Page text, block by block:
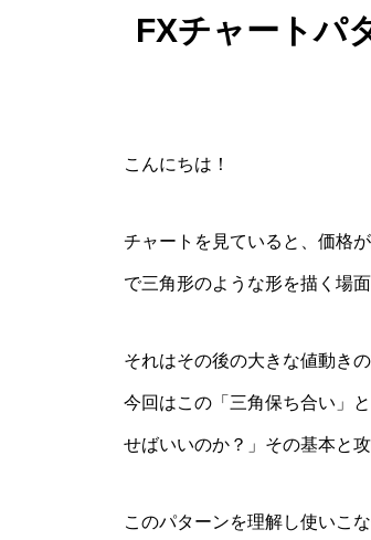
FXチャートパ
こんにちは！
チャートを見ていると、価格
で三角形のような形を描く場
それはその後の大きな値動き
今回はこの「三角保ち合い」
せばいいのか？」その基本と
このパターンを理解し使いこ